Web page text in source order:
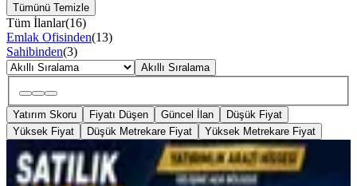
Tümünü Temizle
Tüm İlanlar(16)
Emlak Ofisinden(13)
Sahibinden(3)
Akıllı Sıralama
Yatırım Skoru Fiyatı Düşen Güncel İlan
Düşük Fiyat
Yüksek Fiyat
Düşük Metrekare Fiyat Yüksek Metrekare Fiyat
Cankatran Da Satılık Arazi ( 0/ 134)